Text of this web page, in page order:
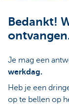
Bedankt!
Je mag een
werkdag.
Heb je een
op te bellen op